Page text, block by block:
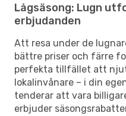
Lågsäsong: Lugn
erbjudanden
Att resa under de
bättre priser och färre
perfekta tillfället att
lokalinvånare – i din
tenderar att vara
erbjuder